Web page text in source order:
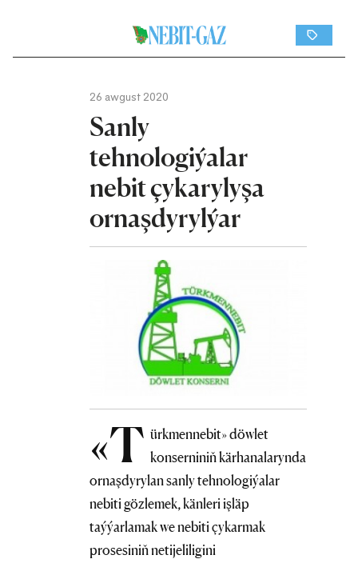
26 awgust 2020
Sanly
tehnologiýalar
nebit çykarylyşa
ornaşdyrylýar
«T ürkmennebit» döwlet
konserniniň kärhanalarynda
ornaşdyrylan sanly tehnologiýalar
nebiti gözlemek, känleri işläp
taýýarlamak we nebiti çykarmak
prosesiniň netijeliligini